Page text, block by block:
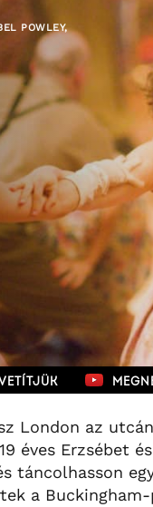
POWLEY,
London az
éves Erzsébet
táncolhasson
a